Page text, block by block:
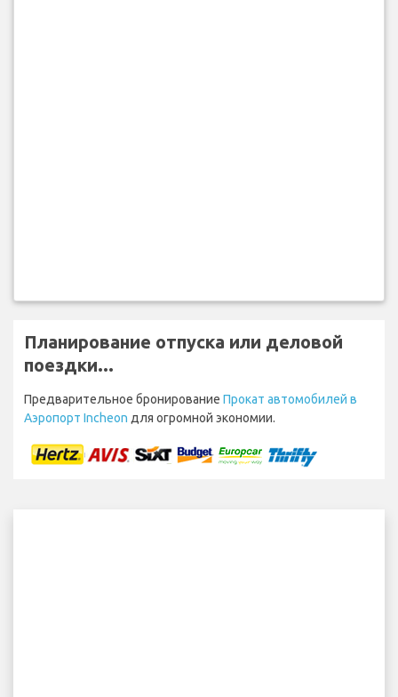
Планирование отпуска или деловой
поездки...
Предварительное бронирование Прокат автомобилей в
Аэропорт Incheon для огромной экономии.